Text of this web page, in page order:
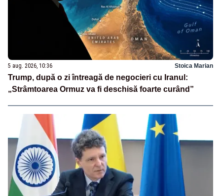
5 aug. 2026, 10:36 Stoica Marian
Trump, după o zi întreagă de negocieri cu Iranul:
„Strâmtoarea Ormuz va fi deschisă foarte curând”